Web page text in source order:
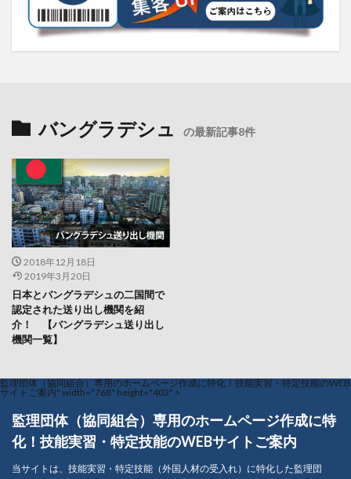
バングラデシュ の最新記事8件
2018年12月18日
2019年3月20日
日本とバングラデシュの二国間で
認定された送り出し機関を紹
介！ 【バングラデシュ送り出し
機関一覧】
監理団体（協同組合）専用のホームページ作成に特化！技能実習・特定技能のWEB
サイトご案内" width="768" height="403" >
監理団体（協同組合）専用のホームページ作成に特
化！技能実習・特定技能のWEBサイトご案内
当サイトは、技能実習・特定技能（外国人材の受入れ）に特化した監理団